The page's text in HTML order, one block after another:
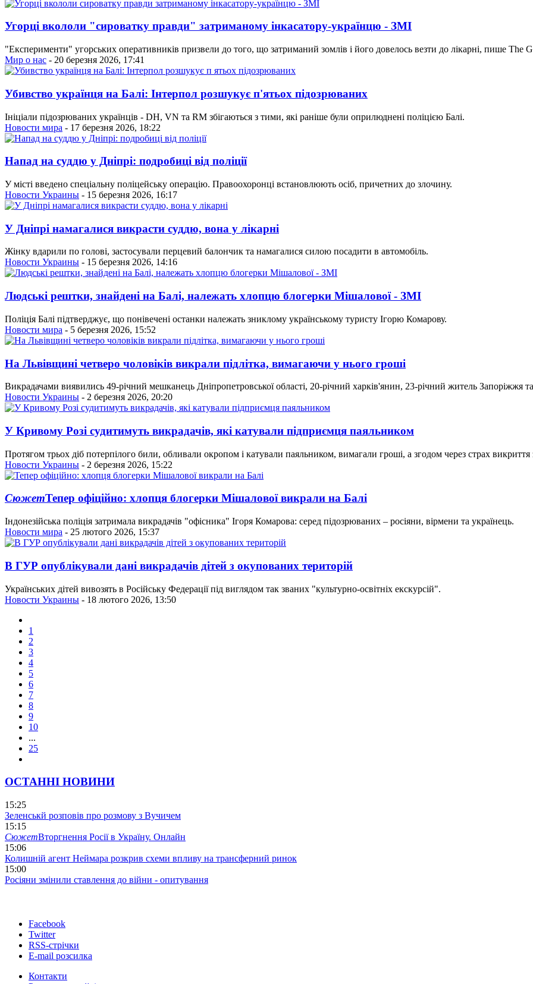
Угорці вкололи "сироватку правди" затриманому інкасатору-українцю - ЗМІ
"Експерименти" угорських оперативників призвели до того, що затриманий зомлів і його довелось везти до лікарні, пише The
Мир о нас - 20 березня 2026, 17:41
Убивство українця на Балі: Інтерпол розшукує п'ятьох підозрюваних
Ініціали підозрюваних українців - DH, VN та RM збігаються з тими, які раніше були оприлюднені поліцією Балі.
Новости мира - 17 березня 2026, 18:22
Напад на суддю у Дніпрі: подробиці від поліції
У місті введено спеціальну поліцейську операцію. Правоохоронці встановлюють осіб, причетних до злочину.
Новости Украины - 15 березня 2026, 16:17
У Дніпрі намагалися викрасти суддю, вона у лікарні
Жінку вдарили по голові, застосували перцевий балончик та намагалися силою посадити в автомобіль.
Новости Украины - 15 березня 2026, 14:16
Людські рештки, знайдені на Балі, належать хлопцю блогерки Мішалової - ЗМІ
Поліція Балі підтверджує, що понівечені останки належать зниклому українському туристу Ігорю Комарову.
Новости мира - 5 березня 2026, 15:52
На Львівщині четверо чоловіків викрали підлітка, вимагаючи у нього гроші
Викрадачами виявились 49-річний мешканець Дніпропетровської області, 20-річний харків'янин, 23-річний житель Запоріжжя
Новости Украины - 2 березня 2026, 20:20
У Кривому Розі судитимуть викрадачів, які катували підприємця паяльником
Протягом трьох діб потерпілого били, обливали окропом і катували паяльником, вимагали гроші, а згодом через страх
Новости Украины - 2 березня 2026, 15:22
СюжетТепер офіційно: хлопця блогерки Мішалової викрали на Балі
Індонезійська поліція затримала викрадачів "офісника" Ігоря Комарова: серед підозрюваних – росіяни, вірмени та українець.
Новости мира - 25 лютого 2026, 15:37
В ГУР опублікували дані викрадачів дітей з окупованих територій
Українських дітей вивозять в Російську Федерації під виглядом так званих "культурно-освітніх екскурсій".
Новости Украины - 18 лютого 2026, 13:50
1
2
3
4
5
6
7
8
9
10
...
25
ОСТАННІ НОВИНИ
15:25
Зеленськй розповів про розмову з Вучичем
15:15
СюжетВторгнення Росії в Україну. Онлайн
15:06
Колишній агент Неймара розкрив схеми впливу на трансферний ринок
15:00
Росіяни змінили ставлення до війни - опитування
Facebook
Twitter
RSS-стрічки
E-mail розсилка
Контакти